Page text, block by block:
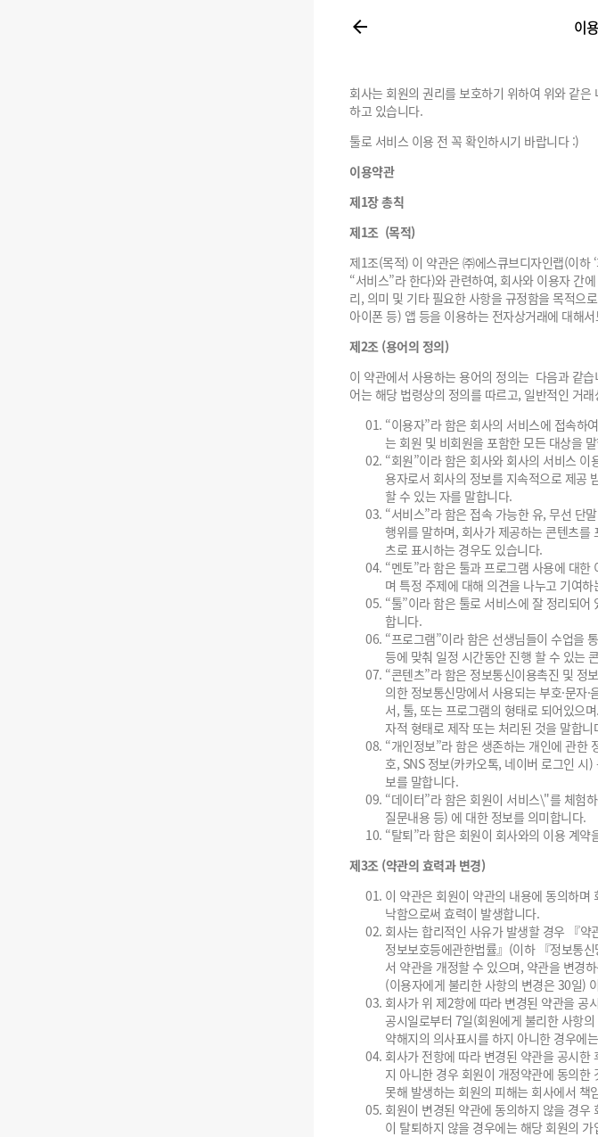
이
회사는 회원의 권리를 보호하기 위하여 위와 같
하고 있습니다.
툴로 서비스 이용 전 꼭 확인하시기 바랍니다 :)
이용약관
제1장 총칙
제1조 (목적)
제1조(목적) 이 약관은 ㈜에스큐브디자인랩(이하
“서비스”라 한다)와 관련하여, 회사와 이용자 간
리, 의미 및 기타 필요한 사항을 규정함을 목적으
아이폰 등) 앱 등을 이용하는 전자상거래에 대해
제2조 (용어의 정의)
이 약관에서 사용하는 용어의 정의는 다음과 같
어는 해당 법령상의 정의를 따르고, 일반적인 거
“이용자”라 함은 회사의 서비스에 접속하
는 회원 및 비회원을 포함한 모든 대상을
“회원”이라 함은 회사와 회사의 서비스
용자로서 회사의 정보를 지속적으로 제공
할 수 있는 자를 말합니다.
“서비스”라 함은 접속 가능한 유, 무선 단
행위를 말하며, 회사가 제공하는 콘텐츠를
츠로 표시하는 경우도 있습니다.
“멘토”라 함은 툴과 프로그램 사용에 대
며 특정 주제에 대해 의견을 나누고 기여
“툴”이라 함은 툴로 서비스에 잘 정리되
합니다.
“프로그램”이라 함은 선생님들이 수업을
등에 맞춰 일정 시간동안 진행 할 수 있는
“콘텐츠”라 함은 정보통신이용촉진 및 정
의한 정보통신망에서 사용되는 부호·문자
서, 툴, 또는 프로그램의 형태로 되어있으
자적 형태로 제작 또는 처리된 것을 말합니
“개인정보”라 함은 생존하는 개인에 관한
호, SNS 정보(카카오톡, 네이버 로그인 시
보를 말합니다.
“데이터”라 함은 회원이 서비스\"를 체험
질문내용 등) 에 대한 정보를 의미합니다.
“탈퇴”라 함은 회원이 회사와의 이용 계약
제3조 (약관의 효력과 변경)
이 약관은 회원이 약관의 내용에 동의하
낙함으로써 효력이 발생합니다.
회사는 합리적인 사유가 발생할 경우 『
정보보호등에관한법률』(이하 『정보통
서 약관을 개정할 수 있으며, 약관을 변경
(이용자에게 불리한 사항의 변경은 30일)
회사가 위 제2항에 따라 변경된 약관을 공
공시일로부터 7일(회원에게 불리한 사항
약해지의 의사표시를 하지 아니한 경우에
회사가 전항에 따라 변경된 약관을 공시
지 아니한 경우 회원이 개정약관에 동의한
못해 발생하는 회원의 피해는 회사에서 책
회원이 변경된 약관에 동의하지 않을 경우
이 탈퇴하지 않을 경우에는 해당 회원의